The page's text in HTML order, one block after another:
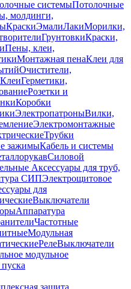
системыПотолочные
молдинги,
КраскиЭмалиЛакиМорилки,
ГрунтовкиКраски,
Пены, клеи,
Монтажная пенаКлеи для
Очистители,
КлеиГерметики,
Розетки и
Коробки
ЭлектропатроныВилки,
Электромонтажные
Трубки
зажимыКабель и системы
Силовой
Аксессуары для труб,
СИПЭлектрощитовое
для
Выключатели
Аппаратура
Частотные
Модульная
РелеВыключатели
модульное
защита